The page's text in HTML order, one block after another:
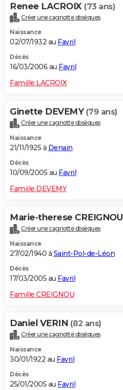
Renee LACROIX (73 ans)
Créer une cagnotte obsèques
Naissance
02/07/1932 au Favril
Décès
16/03/2006 au Favril
Famille LACROIX
Ginette DEVEMY (79 ans)
Créer une cagnotte obsèques
Naissance
21/11/1925 à Denain
Décès
10/09/2005 au Favril
Famille DEVEMY
Marie-therese CREIGNOU
Créer une cagnotte obsèques
Naissance
27/02/1940 à Saint-Pol-de-Léon
Décès
17/03/2005 au Favril
Famille CREIGNOU
Daniel VERIN (82 ans)
Créer une cagnotte obsèques
Naissance
30/01/1922 au Favril
Décès
25/01/2005 au Favril